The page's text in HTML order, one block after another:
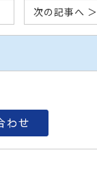
次の記事へ ＞